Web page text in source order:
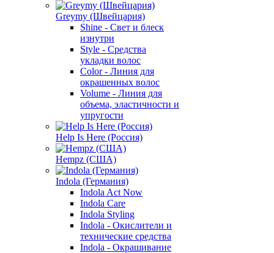
Greymy (Швейцария)
Shine - Свет и блеск
изнутри
Style - Средства
укладки волос
Color - Линия для
окрашенных волос
Volume - Линия для
объема, эластичности и
упругости
Help Is Here (Россия)
Hempz (США)
Indola (Германия)
Indola Act Now
Indola Care
Indola Styling
Indola - Окислители и
технические средства
Indola - Окрашивание